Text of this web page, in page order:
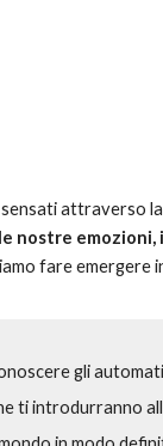
attraverso
le nostre emozioni,
fare emergere
gli
ti introdurranno